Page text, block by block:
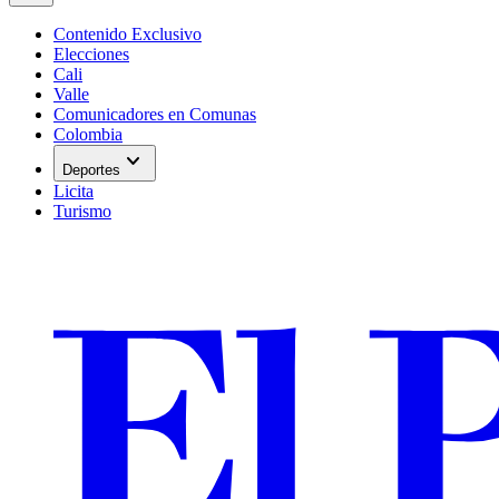
Contenido Exclusivo
Elecciones
Cali
Valle
Comunicadores en Comunas
Colombia
Deportes expand_more
Licita
Turismo